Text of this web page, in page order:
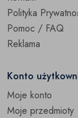
Polityka
Pomoc / FAQ
Reklama
Konto
Moje konto
Moje przedmioty